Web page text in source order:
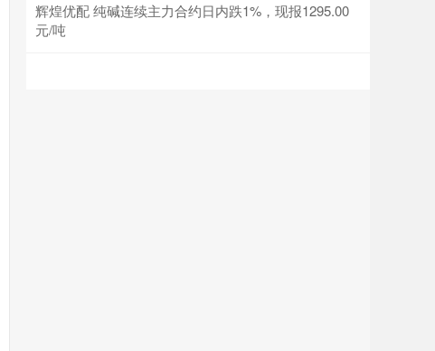
辉煌优配 纯碱连续主力合约日内跌1%，现报1295.00
元/吨